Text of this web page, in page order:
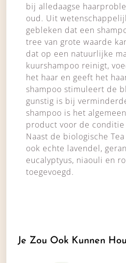
bij alledaagse
oud. Uit
gebleken dat een
tree van grote waarde
dat op een natuurlijke
kuurshampoo reinigt,
het haar en geeft het
shampoo stimuleert de
gunstig is bij
shampoo is het
product voor de conditie
Naast de biologische
ook echte lavendel,
eucalyptyus, niaouli en
toegevoegd.
Je Zou Ook Kunnen